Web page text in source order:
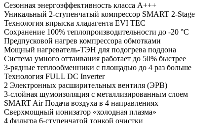
Сезонная энергоэффективность класса А+++
Уникальный 2-ступенчатый компрессор SMART 2-Stage
Технология впрыска хладагента EVI TEC
Сохранение 100% теплопроизводительности до -20 °C
Предпусковой нагрев компрессора обмотками
Мощный нагреватель-ТЭН для подогрева поддона
Система умного оттаивания работает до 50% быстрее
3-рядные теплообменники с площадью до 4 раз больше
Технология FULL DC Inverter
2 Электронных расширительных вентиля (ЭРВ)
3-слойная шумоизоляция с металлизированным слоем
SMART Air Подача воздуха в 4 направлениях
Сверхмощный ионизатор «холодная плазма»
4 фильтра 6-ступенчатой тонкой очистки